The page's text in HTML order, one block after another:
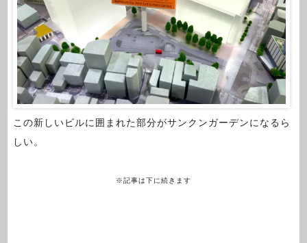
この新しいビルに囲まれた部分がサンクンガーデンになるら
しい。
※記事は下に続きます